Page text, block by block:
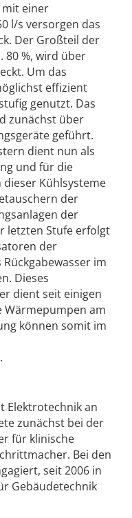
einer
l/s versorgen das
Der Großteil der
80 %, wird über
Um das
effizient
genutzt. Das
zunächst über
geführt.
dient nun als
und für die
Kühlsysteme
der
der
letzten Stufe erfolgt
der
im
Dieses
dient seit einigen
Wärmepumpen am
können somit im
Elektrotechnik an
zunächst bei der
für klinische
Bei den
seit 2006 in
Gebäudetechnik